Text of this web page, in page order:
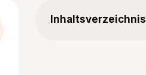
Inhaltsverzeichnis